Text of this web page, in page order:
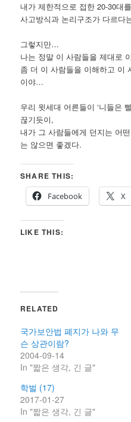
내가 제한적으로 접한 20-30대
사고방식과 논리구조가 다르다
그렇지만…
나는 정말 이 사람들을 제대로
좀 더 이 사람들을 이해하고 이
이야…
우리 윗세대 어른들이 ‘니들은
끊기듯이,
내가 그 사람들에게 던지는 어
는 않으면 좋겠다.
SHARE THIS:
Facebook
X
LIKE THIS:
RELATED
국가보안법 폐지가 나와 무
슨 상관이람?
2004-09-14
In "짧은 생각, 긴 글"
학벌 (17)
2017-01-27
In "짧은 생각, 긴 글"